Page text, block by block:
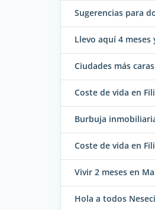
Sugerencias para
Llevo aquí 4 meses
Ciudades más
Coste de vida en
Burbuja
Coste de vida en
Vivir 2 meses en
Hola a todos